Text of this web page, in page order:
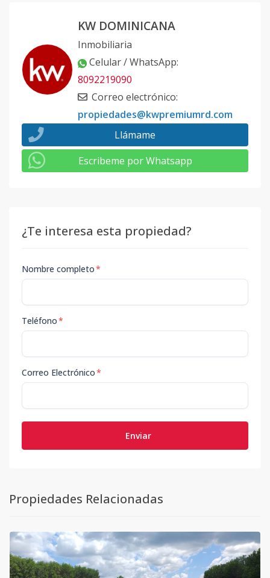
KW DOMINICANA
Inmobiliaria
Celular / WhatsApp:
8092219090
Correo electrónico:
propiedades@kwpremiumrd.com
Llámame
Escribeme por Whatsapp
¿Te interesa esta propiedad?
Nombre completo*
Teléfono*
Correo Electrónico*
Enviar
Propiedades Relacionadas